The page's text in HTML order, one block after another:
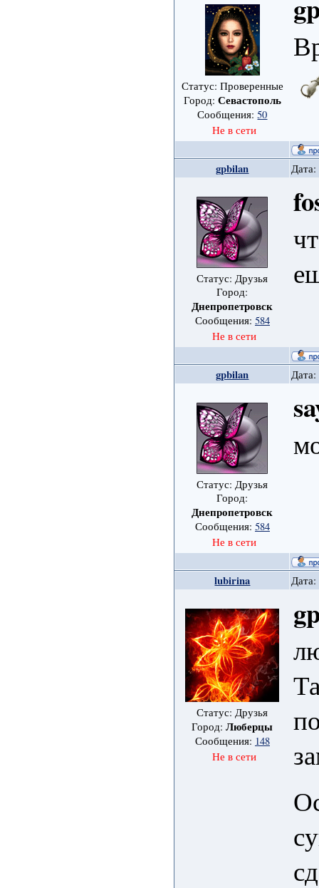
Статус: Проверенные
Город: Севастополь
Сообщения:50
Не в сети
gpbilan
Статус: Друзья
Город:
Днепропетровск
Сообщения: 584
Не в сети
gpbilan
Статус: Друзья
Город:
Днепропетровск
Сообщения: 584
Не в сети
lubirina
Статус: Друзья
Город:Люберцы
Сообщения: 148
Не в сети